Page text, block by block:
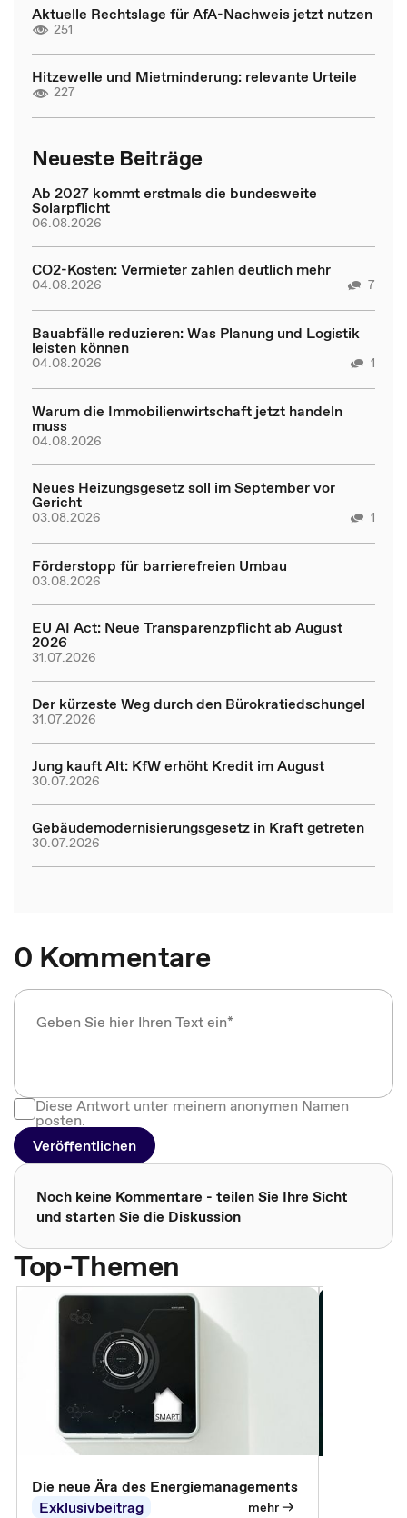
Aktuelle Rechtslage für AfA-Nachweis jetzt nutzen
251
Hitzewelle und Mietminderung: relevante Urteile
227
Neueste Beiträge
Ab 2027 kommt erstmals die bundesweite
Solarpflicht
06.08.2026
CO2-Kosten: Vermieter zahlen deutlich mehr
04.08.2026 7
Bauabfälle reduzieren: Was Planung und Logistik
leisten können
04.08.2026 1
Warum die Immobilienwirtschaft jetzt handeln
muss
04.08.2026
Neues Heizungsgesetz soll im September vor
Gericht
03.08.2026 1
Förderstopp für barrierefreien Umbau
03.08.2026
EU AI Act: Neue Transparenzpflicht ab August
2026
31.07.2026
Der kürzeste Weg durch den Bürokratiedschungel
31.07.2026
Jung kauft Alt: KfW erhöht Kredit im August
30.07.2026
Gebäudemodernisierungsgesetz in Kraft getreten
30.07.2026
0 Kommentare
Diese Antwort unter meinem anonymen Namen
posten.
Veröffentlichen
Noch keine Kommentare - teilen Sie Ihre Sicht
und starten Sie die Diskussion
Top-Themen
Die neue Ära des Energiemanagements
Exklusivbeitrag
mehr